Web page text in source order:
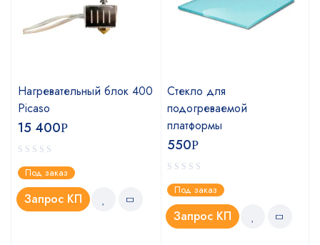
Нагревательный блок 400
Picaso
15 400Р
Под заказ
Запрос КП
Стекло для
подогреваемой
платформы
550Р
Под заказ
Запрос КП